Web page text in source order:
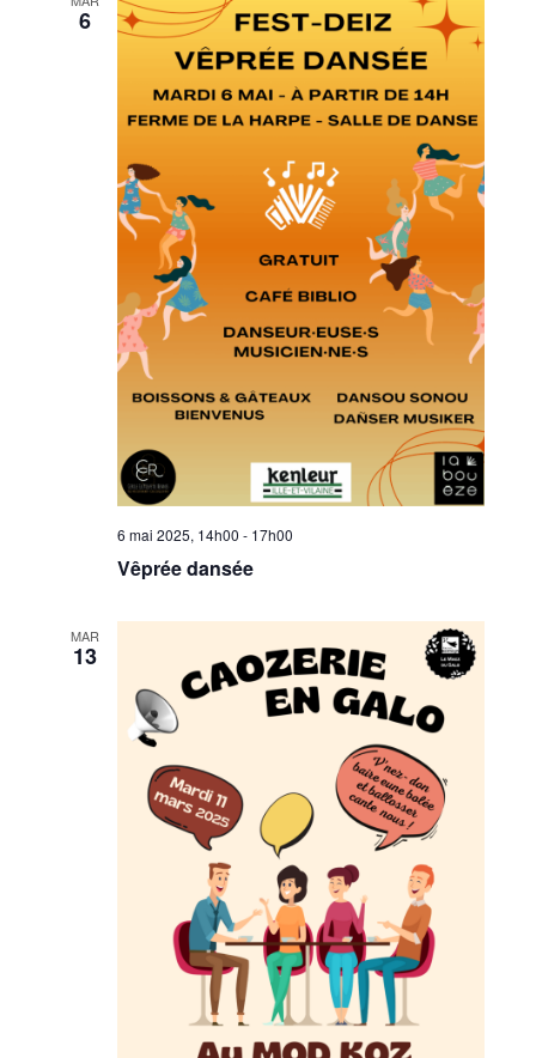
6
6 mai 2025, 14h00 - 17h00
Vêprée dansée
MAR
13